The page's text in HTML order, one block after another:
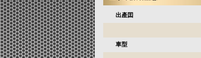
出產囯
車型